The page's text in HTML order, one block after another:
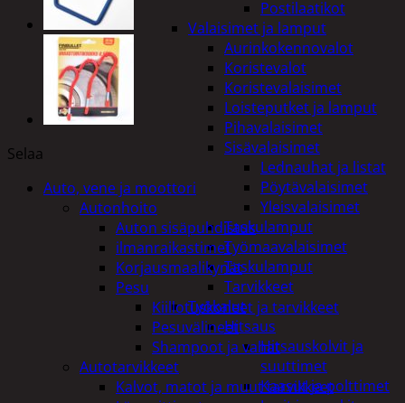
Postilaatikot
Valaisimet ja lamput
Aurinkokennovalot
Koristevalot
Koristevalaisimet
Loisteputket ja lamput
Pihavalaisimet
Sisävalaisimet
Lednauhat ja listat
Pöytävalaisimet
Yleisvalaisimet
Taskulamput
Työmaavalaisimet
Taskulamput
Tarvikkeet
Työkalut
Hitsaus
Hitsauskolvit ja
suuttimet
Kaasut ja polttimet
Selaa
Auto, vene ja moottori
Autonhoito
Auton sisäpuhdistus
ilmanraikastimet
Korjausmaalikynät
Pesu
Kiillotuskoneet ja tarvikkeet
Pesuvälineet
Shampoot ja vahat
Autotarvikkeet
Kalvot, matot ja muut tarvikkeet